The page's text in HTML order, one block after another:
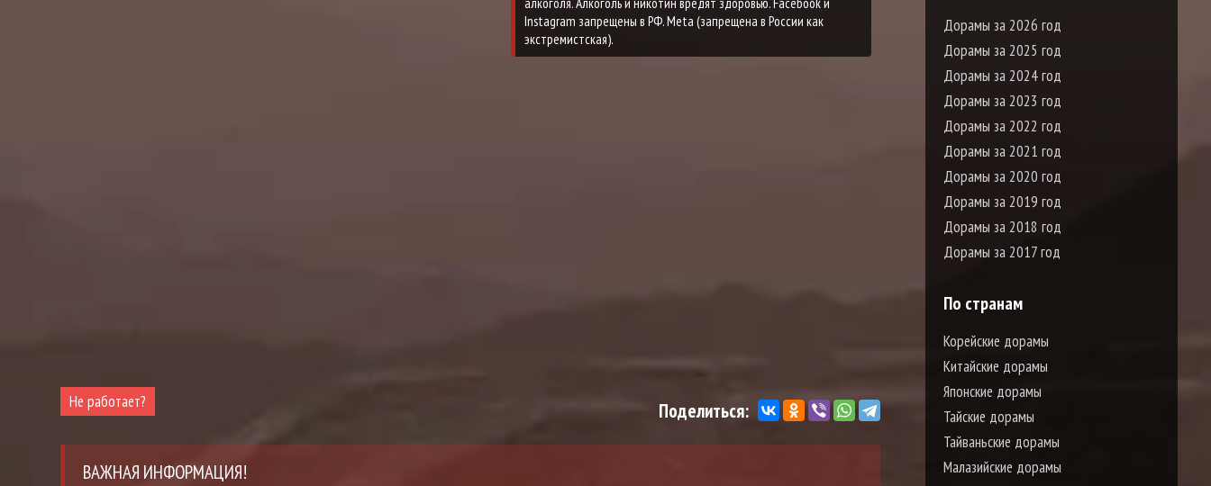
Не работает? Поделиться:
ВАЖНАЯ ИНФОРМАЦИЯ!
Дорамы за 2026 год
Дорамы за 2025 год
Дорамы за 2024 год
Дорамы за 2023 год
Дорамы за 2022 год
Дорамы за 2021 год
Дорамы за 2020 год
Дорамы за 2019 год
Дорамы за 2018 год
Дорамы за 2017 год
По странам
Корейские дорамы
Китайские дорамы
Японские дорамы
Тайские дорамы
Тайваньские дорамы
Малазийские дорамы